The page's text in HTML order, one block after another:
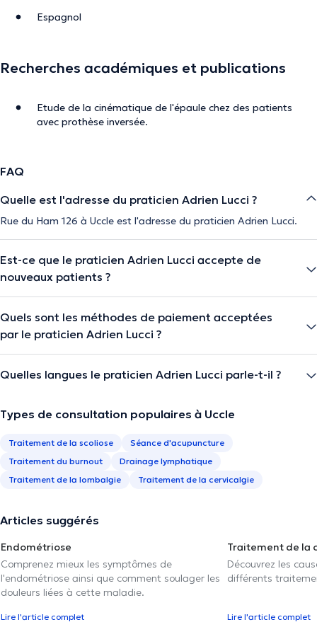
Espagnol
Recherches académiques et publications
Etude de la cinématique de l'épaule chez des patients
avec prothèse inversée.
FAQ
Quelle est l'adresse du praticien Adrien Lucci ?
Rue du Ham 126 à Uccle est l'adresse du praticien Adrien Lucci.
Est-ce que le praticien Adrien Lucci accepte de
nouveaux patients ?
Quels sont les méthodes de paiement acceptées
par le praticien Adrien Lucci ?
Quelles langues le praticien Adrien Lucci parle-t-il ?
Types de consultation populaires à Uccle
Traitement de la scoliose
Séance d'acupuncture
Traitement du burnout
Drainage lymphatique
Traitement de la lombalgie
Traitement de la cervicalgie
Articles suggérés
Endométriose
Comprenez mieux les symptômes de
l'endométriose ainsi que comment soulager les
douleurs liées à cette maladie.
Lire l'article complet
Traitement de la
Découvrez les
différents
Lire l'article complet